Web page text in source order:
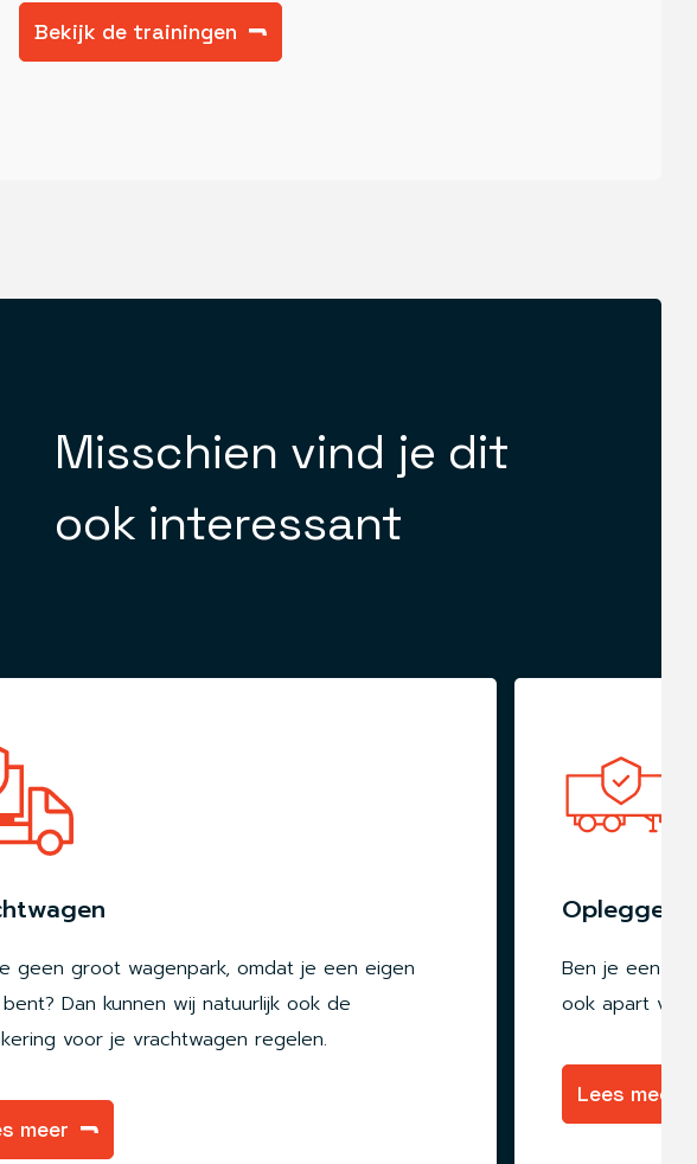
Bekijk de trainingen
Misschien vind je dit
ook interessant
geen groot wagenpark, omdat je een eigen
Dan kunnen wij natuurlijk ook de
voor je vrachtwagen regelen.
meer
Oplegger
Ben je een
ook apart
Lees meer